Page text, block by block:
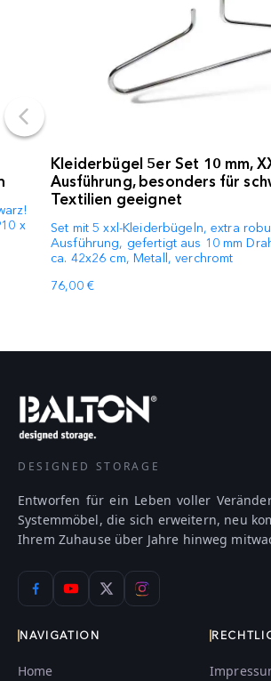
x
Kleiderbügel 5er Set 10 mm,
Ausführung, besonders für
Textilien geeignet
Set mit 5 xxl-Kleiderbügeln, extra
Ausführung, gefertigt aus 10 mm
ca. 42x26 cm, Metall, verchromt
76,00 €
DESIGNED STORAGE
Entworfen für ein Leben voller
Systemmöbel, die sich erweitern, neu
Ihrem Zuhause über Jahre hinweg
NAVIGATION
Home